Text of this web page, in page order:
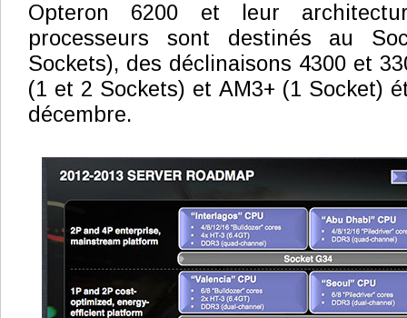
Opteron 6200 et leur
processeurs sont destinés au
Sockets), des déclinaisons 4300 et
(1 et 2 Sockets) et AM3+ (1 Socket)
décembre.